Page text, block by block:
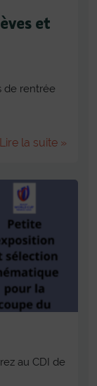
et
de rentrée
Lire la suite »
au CDI de